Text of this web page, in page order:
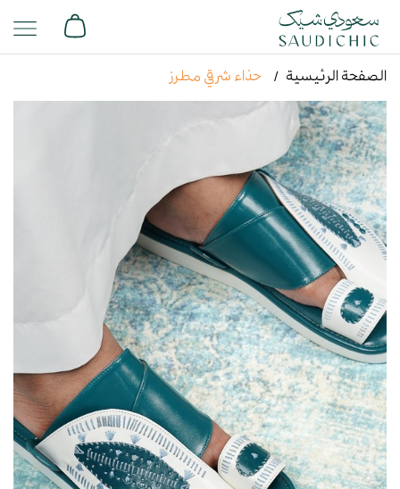
الصفحة الرئيسية حذاء شرقي مطرز